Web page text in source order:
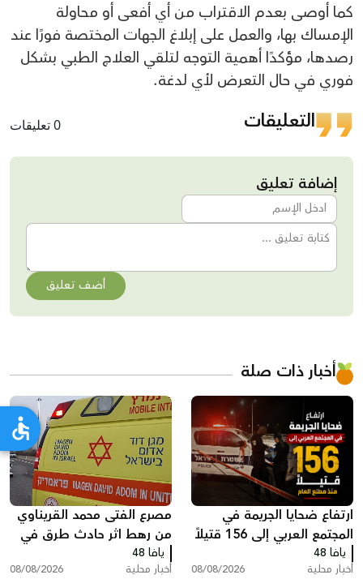
كما أوصى بعدم الاقتراب من أي أفعى أو محاولة
الإمساك بها، والعمل على إبلاغ الجهات المختصة فورًا عند
رصدها، مؤكدًا أهمية التوجه لتلقي العلاج الطبي بشكل
فوري في حال التعرض لأي لدغة.
التعليقات 0 تعليقات
إضافة تعليق
أضف تعليق
أخبار ذات صلة
ارتفاع ضحايا الجريمة في
المجتمع العربي إلى 156 قتيلاً
منذ مطلع العام
يافا 48
أخبار محلية 08/08/2026
مصرع الفتى محمد القريناوي
من رهط اثر حادث طرق في
عرعرة النقب
يافا 48
أخبار محلية 08/08/2026